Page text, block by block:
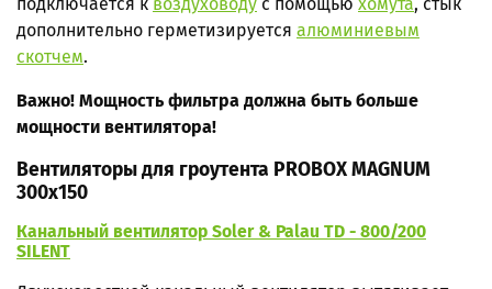
дополнительно герметизируется алюминиевым
скотчем.
Важно! Мощность фильтра должна быть больше
мощности вентилятора!
Вентиляторы для гроутента PROBOX MAGNUM
300x150
Канальный вентилятор Soler & Palau TD - 800/200
SILENT